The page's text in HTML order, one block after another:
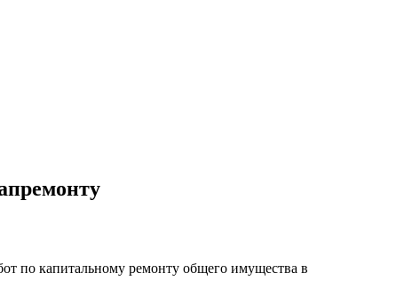
по капитальному ремонту общего имущества в